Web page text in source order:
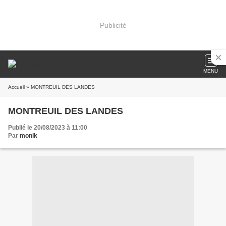
Publicité
MENU
Accueil » MONTREUIL DES LANDES
MONTREUIL DES LANDES
Publié le 20/08/2023 à 11:00
Par monik